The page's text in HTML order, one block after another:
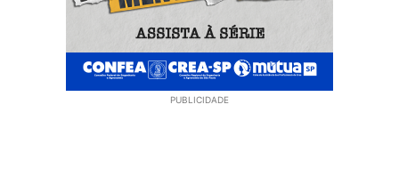
PUBLICIDADE